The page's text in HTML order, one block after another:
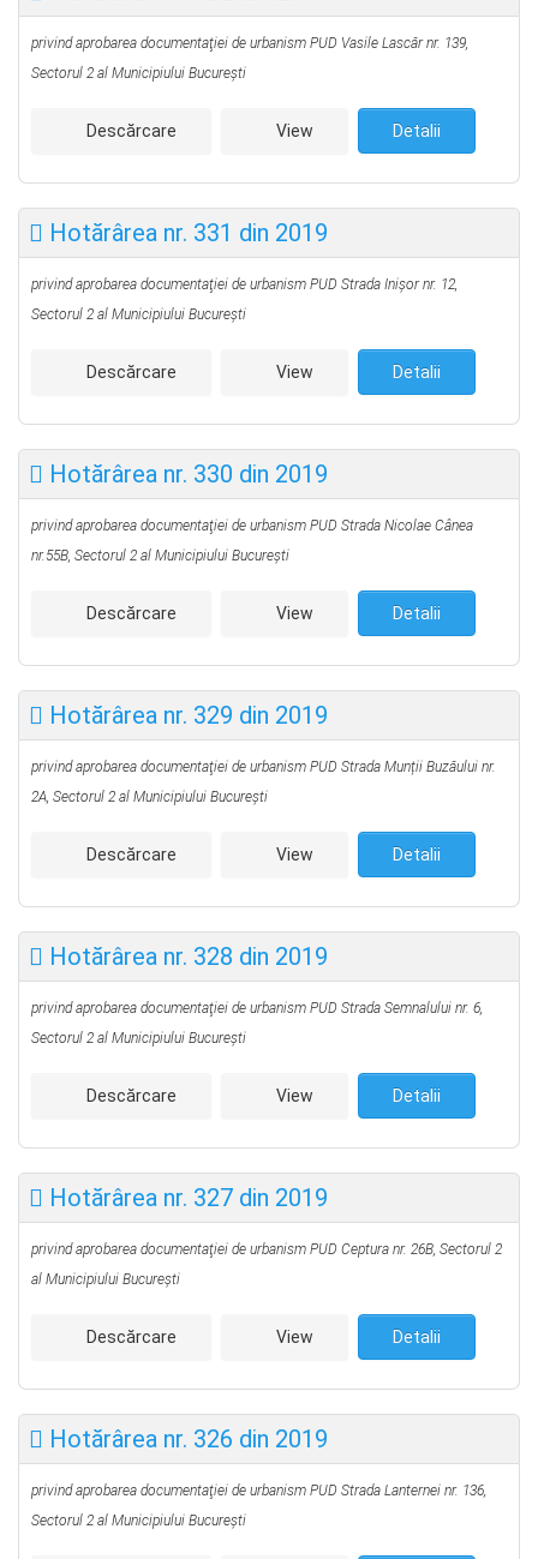
privind aprobarea documentaţiei de urbanism PUD Vasile Lascăr nr. 139,
Sectorul 2 al Municipiului Bucureşti
Descărcare View Detalii
Hotărârea nr. 331 din 2019
privind aprobarea documentaţiei de urbanism PUD Strada Inișor nr. 12,
Sectorul 2 al Municipiului Bucureşti
Descărcare View Detalii
Hotărârea nr. 330 din 2019
privind aprobarea documentaţiei de urbanism PUD Strada Nicolae Cânea
nr.55B, Sectorul 2 al Municipiului Bucureşti
Descărcare View Detalii
Hotărârea nr. 329 din 2019
privind aprobarea documentaţiei de urbanism PUD Strada Munții Buzăului nr.
2A, Sectorul 2 al Municipiului Bucureşti
Descărcare View Detalii
Hotărârea nr. 328 din 2019
privind aprobarea documentaţiei de urbanism PUD Strada Semnalului nr. 6,
Sectorul 2 al Municipiului Bucureşti
Descărcare View Detalii
Hotărârea nr. 327 din 2019
privind aprobarea documentaţiei de urbanism PUD Ceptura nr. 26B, Sectorul 2
al Municipiului Bucureşti
Descărcare View Detalii
Hotărârea nr. 326 din 2019
privind aprobarea documentaţiei de urbanism PUD Strada Lanternei nr. 136,
Sectorul 2 al Municipiului Bucureşti